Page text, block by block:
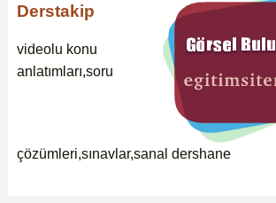
Derstakip
videolu konu
anlatımları,soru
çözümleri,sınavlar,sanal dershane